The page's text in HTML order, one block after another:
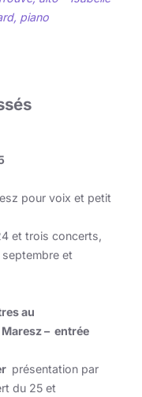
piano
pour voix et petit
et trois concerts,
et
au
– entrée
présentation par
du 25 et